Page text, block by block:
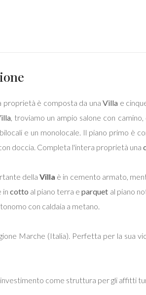
proprietà è composta da unaVilla e
, troviamo un ampio salone con
e un monolocale. Il piano primo è
doccia. Completa l'intera proprietà una
dellaVilla è in cemento armato,
in cotto al piano terra eparquet al piano
con caldaia a metano.
Marche (Italia). Perfetta per la sua
come struttura per gli affitti